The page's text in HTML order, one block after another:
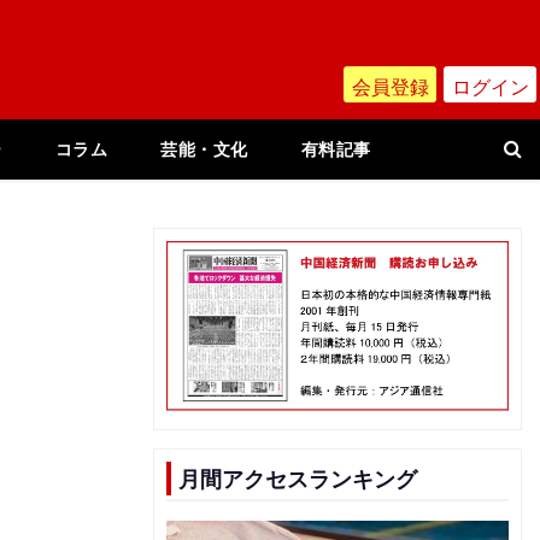
会員登録 ログイン
コラム 芸能・文化 有料記事
月間アクセスランキング